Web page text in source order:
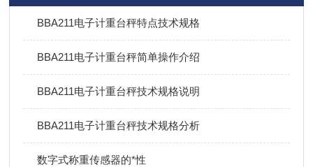
BBA211电子计重台秤特点技术规格
BBA211电子计重台秤简单操作介绍
BBA211电子计重台秤技术规格说明
BBA211电子计重台秤技术规格分析
数字式称重传感器的*性